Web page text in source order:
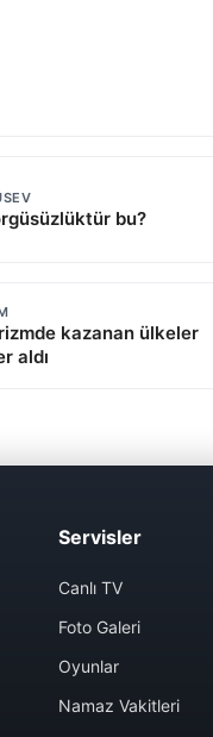
bu?
kazanan ülkeler
aldı
Servisler
Canlı TV
Foto Galeri
Oyunlar
Namaz Vakitleri